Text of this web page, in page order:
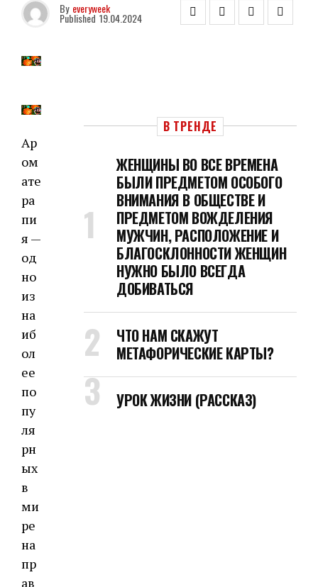
By everyweek
Published 19.04.2024
Ар
ом
ате
ра
пи
я —
од
но
из
на
иб
ол
ее
по
пу
ля
рн
ых
в
ми
ре
на
пр
ав
В ТРЕНДЕ
ЖЕНЩИНЫ ВО ВСЕ ВРЕМЕНА
БЫЛИ ПРЕДМЕТОМ ОСОБОГО
ВНИМАНИЯ В ОБЩЕСТВЕ И
ПРЕДМЕТОМ ВОЖДЕЛЕНИЯ
МУЖЧИН, РАСПОЛОЖЕНИЕ И
БЛАГОСКЛОННОСТИ ЖЕНЩИН
НУЖНО БЫЛО ВСЕГДА
ДОБИВАТЬСЯ
ЧТО НАМ СКАЖУТ
МЕТАФОРИЧЕСКИЕ КАРТЫ?
УРОК ЖИЗНИ (РАССКАЗ)